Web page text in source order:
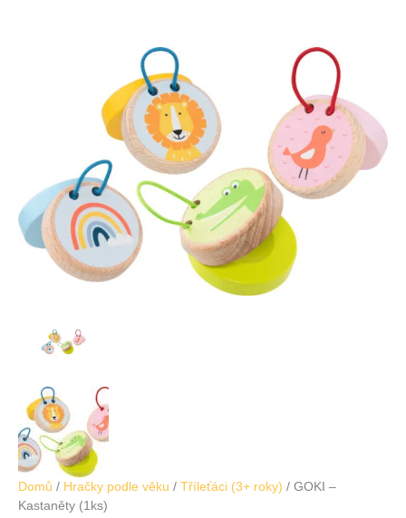
Domů / Hračky podle věku / Tříleťáci (3+ roky) / GOKI –
Kastaněty (1ks)